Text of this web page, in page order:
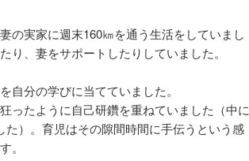
の実家に週末160㎞を通う生活をしていまし
、妻をサポートしたりしていました。
自分の学びに当てていました。
ったように自己研鑽を重ねていました（中に
）。育児はその隙間時間に手伝うという感
。